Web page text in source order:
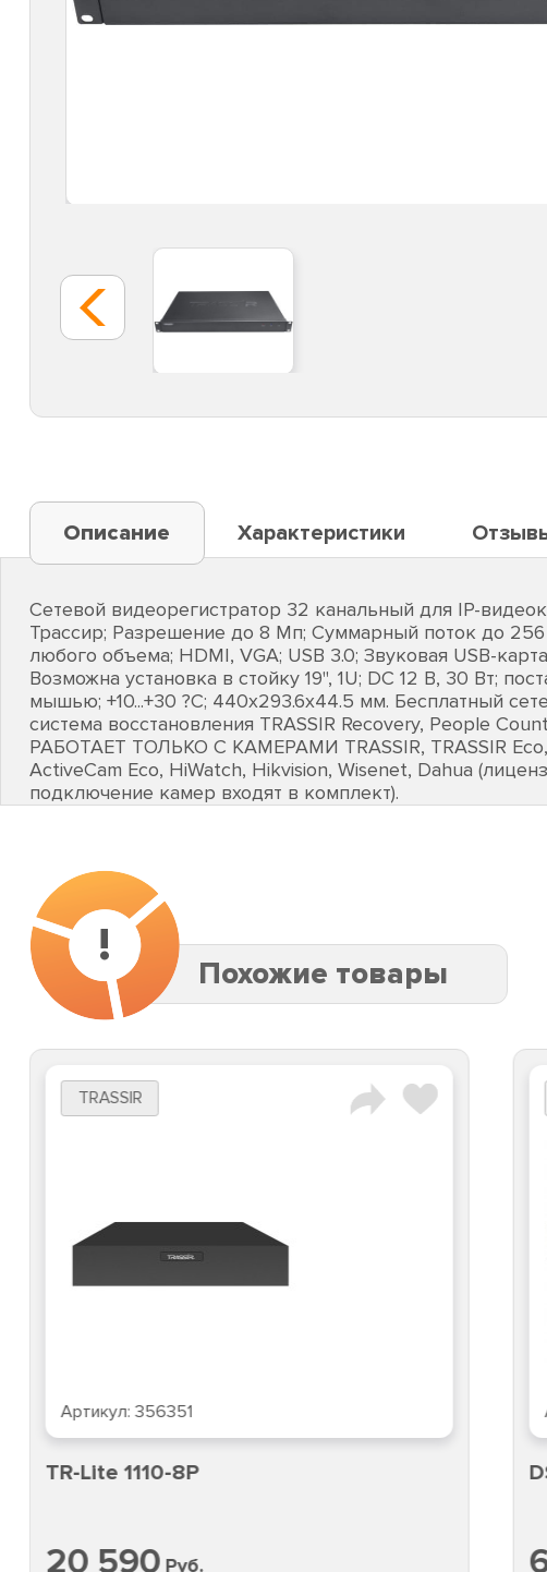
Описание Характеристики
Сетевой видеорегистратор 32 канальный для IP-
Трассир; Разрешение до 8 Мп; Суммарный поток до
любого объема; HDMI, VGA; USB 3.0; Звуковая USB-
Возможна установка в стойку 19", 1U; DC 12 В, 30 Вт;
мышью; +10...+30 ?С; 440х293.6х44.5 мм. Бесплатный
система восстановления TRASSIR Recovery, People
РАБОТАЕТ ТОЛЬКО С КАМЕРАМИ TRASSIR, TRASSIR
ActiveCam Eco, HiWatch, Hikvision, Wisenet, Dahua
подключение камер входят в комплект).
!
Похожие товары
Hikvision
Артикул:326962
DS-7732NI-M4/16P
60 735 Руб.